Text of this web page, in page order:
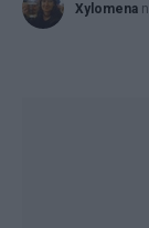
Xylomena